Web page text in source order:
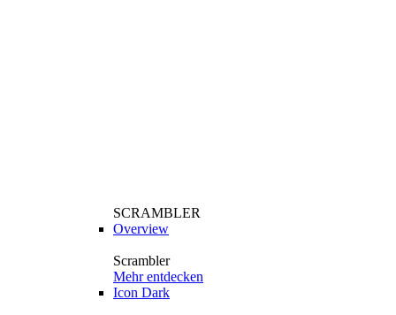
SCRAMBLER
Overview
Scrambler
Mehr entdecken
Icon Dark